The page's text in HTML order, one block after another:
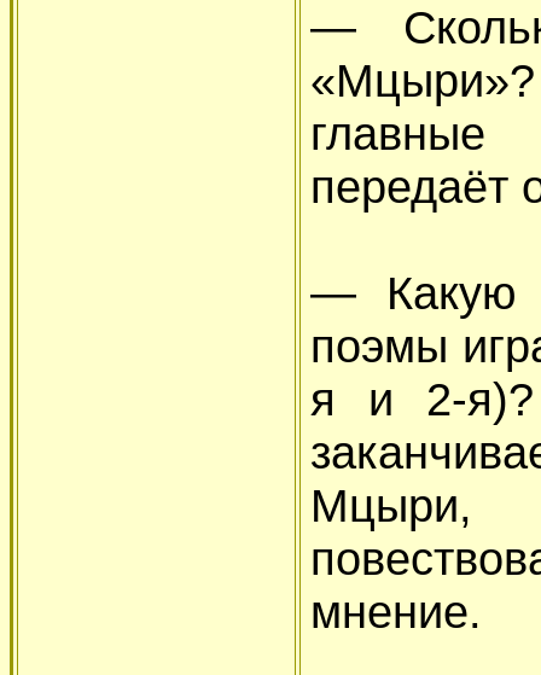
—
передаёт
— Какую
поэмы
я и 2-я)?
мнение.